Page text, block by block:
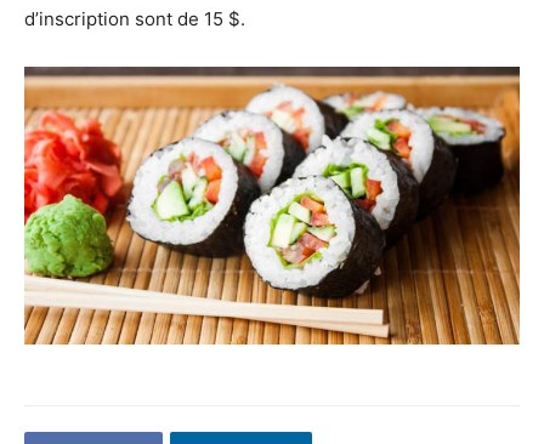
d’inscription sont de 15 $.